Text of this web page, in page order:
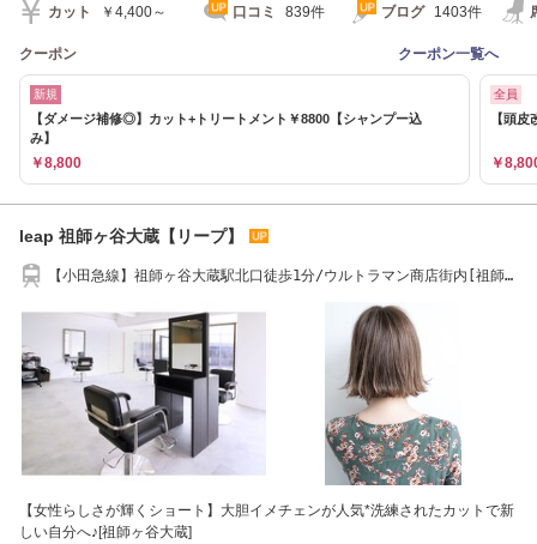
カット ￥4,400～ 口コミ 839件 ブログ 1403件
クーポン クーポン一覧へ
新規
【ダメージ補修◎】カット+トリートメント￥8800【シャンプー込
み】
￥8,800
全員
【頭
￥
leap 祖師ヶ谷大蔵【リープ】
【小田急線】祖師ヶ谷大蔵駅北口徒歩1分/ウルトラマン商店街内[祖師
【女性らしさが輝くショート】大胆イメチェンが人気*洗練されたカットで新
しい自分へ♪[祖師ヶ谷大蔵]